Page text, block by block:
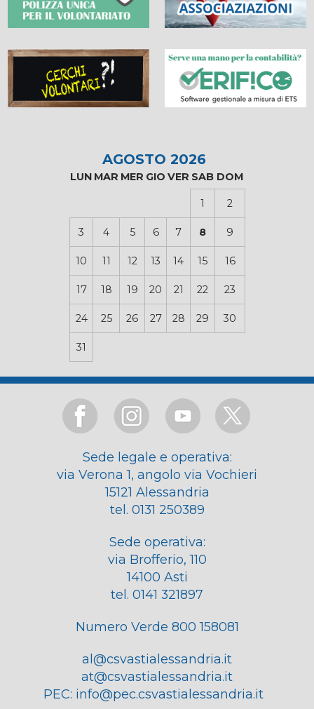
AGOSTO 2026
LUN MAR MER GIO VER SAB DOM
1 2
3 4 5 6 7 8 9
10 11 12 13 14 15 16
17 18 19 20 21 22 23
24 25 26 27 28 29 30
31
Sede legale e operativa:
via Verona 1, angolo via Vochieri
15121 Alessandria
tel. 0131 250389
Sede operativa:
via Brofferio, 110
14100 Asti
tel. 0141 321897
Numero Verde 800 158081
al@csvastialessandria.it
at@csvastialessandria.it
PEC: info@pec.csvastialessandria.it